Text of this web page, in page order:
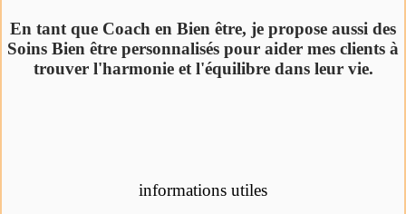
En tant que Coach en Bien être, je propose aussi des
Soins Bien être personnalisés pour aider mes clients à
trouver l'harmonie et l'équilibre dans leur vie.
informations utiles